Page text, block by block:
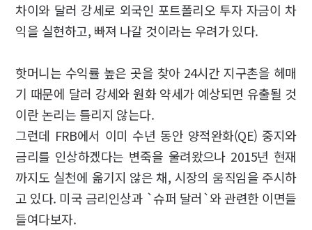
차이와 달러 강세로 외국인 포트폴리오 투자 자금이 차
익을 실현하고, 빠져 나갈 것이라는 우려가 있다.
핫머니는 수익률 높은 곳을 찾아 24시간 지구촌을 헤매
기 때문에 달러 강세와 원화 약세가 예상되면 유출될 것
이란 논리는 틀리지 않는다.
그런데 FRB에서 이미 수년 동안 양적완화(QE) 중지와
금리를 인상하겠다는 변죽을 울려왔으나 2015년 현재
까지도 실천에 옮기지 않은 채, 시장의 움직임을 주시하
고 있다. 미국 금리인상과 `슈퍼 달러`와 관련한 이면들
들여다보자.